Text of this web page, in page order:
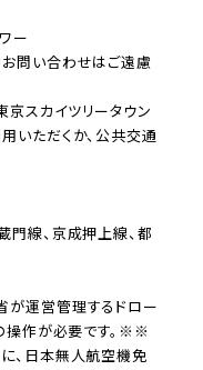
ー
問い合わせはご遠慮
スカイツリータウン
いただくか、公共交通
門線、京成押上線、都
運営管理するドロー
操作が必要です。※※
、日本無人航空機免